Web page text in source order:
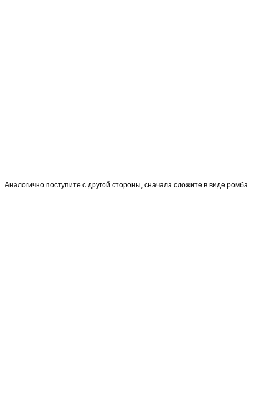
Аналогично поступите с другой стороны, сначала сложите в виде ромба.